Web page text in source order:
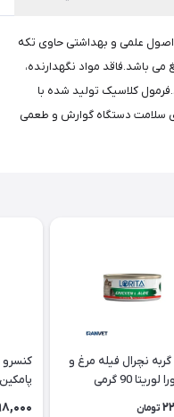
علمی و بهداشتی حاوی تکه
باشد.فاقد مواد نگهدارنده،
کلاسیک تولید شده با
سلامت دستگاه گوارش و طعمی
نچرال فیله مرغ و
90 گرمی
تومان
کنسرو
پامکین